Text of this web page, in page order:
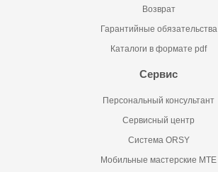
Возврат
Гарантийные обязательства
Каталоги в формате pdf
Сервис
Персональный консультант
Сервисный центр
Система ORSY
Мобильные мастерские MTE